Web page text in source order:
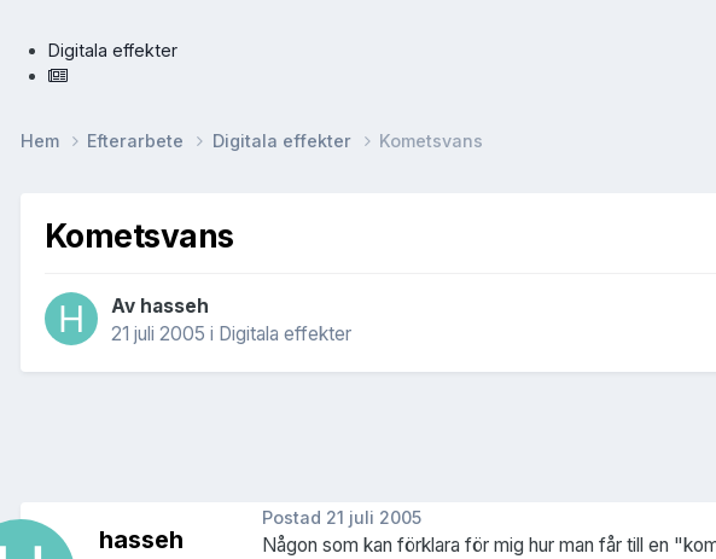
Digitala effekter
Hem Efterarbete Digitala effekter Kometsvans
Kometsvans
Av hasseh
21 juli 2005 i Digitala effekter
hasseh
Postad 21 juli 2005
Någon som kan förklara för mig hur man får till en